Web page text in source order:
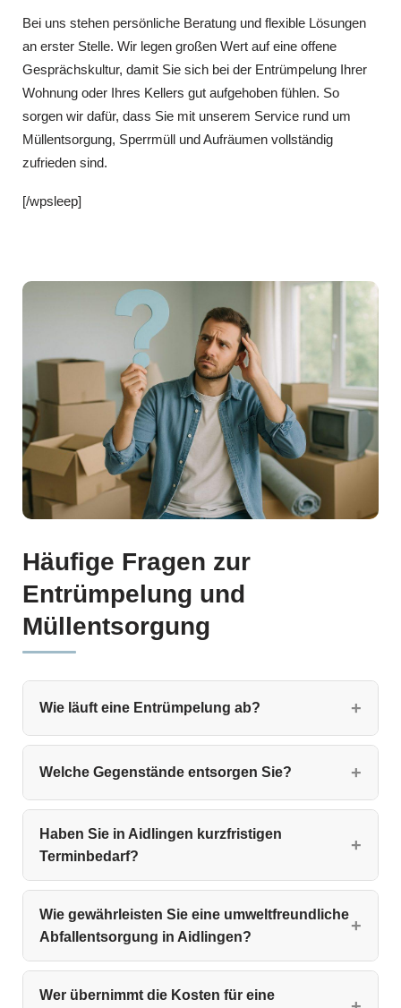
Bei uns stehen persönliche Beratung und flexible Lösungen
an erster Stelle. Wir legen großen Wert auf eine offene
Gesprächskultur, damit Sie sich bei der Entrümpelung Ihrer
Wohnung oder Ihres Kellers gut aufgehoben fühlen. So
sorgen wir dafür, dass Sie mit unserem Service rund um
Müllentsorgung, Sperrmüll und Aufräumen vollständig
zufrieden sind.
[/wpsleep]
Häufige Fragen zur
Entrümpelung und
Müllentsorgung
Wie läuft eine Entrümpelung ab?
Welche Gegenstände entsorgen Sie?
Haben Sie in Aidlingen kurzfristigen
Terminbedarf?
Wie gewährleisten Sie eine umweltfreundliche
Abfallentsorgung in Aidlingen?
Wer übernimmt die Kosten für eine